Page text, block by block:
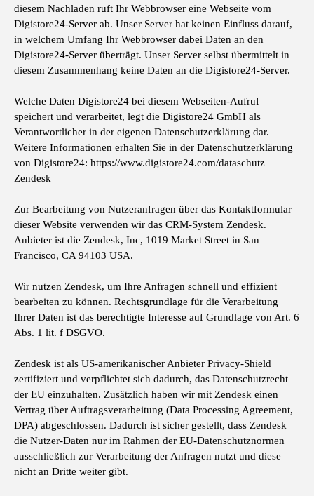
diesem Nachladen ruft Ihr Webbrowser eine Webseite vom
Digistore24-Server ab. Unser Server hat keinen Einfluss darauf,
in welchem Umfang Ihr Webbrowser dabei Daten an den
Digistore24-Server überträgt. Unser Server selbst übermittelt in
diesem Zusammenhang keine Daten an die Digistore24-Server.
Welche Daten Digistore24 bei diesem Webseiten-Aufruf
speichert und verarbeitet, legt die Digistore24 GmbH als
Verantwortlicher in der eigenen Datenschutzerklärung dar.
Weitere Informationen erhalten Sie in der Datenschutzerklärung
von Digistore24: https://www.digistore24.com/dataschutz
Zendesk
Zur Bearbeitung von Nutzeranfragen über das Kontaktformular
dieser Website verwenden wir das CRM-System Zendesk.
Anbieter ist die Zendesk, Inc, 1019 Market Street in San
Francisco, CA 94103 USA.
Wir nutzen Zendesk, um Ihre Anfragen schnell und effizient
bearbeiten zu können. Rechtsgrundlage für die Verarbeitung
Ihrer Daten ist das berechtigte Interesse auf Grundlage von Art. 6
Abs. 1 lit. f DSGVO.
Zendesk ist als US-amerikanischer Anbieter Privacy-Shield
zertifiziert und verpflichtet sich dadurch, das Datenschutzrecht
der EU einzuhalten. Zusätzlich haben wir mit Zendesk einen
Vertrag über Auftragsverarbeitung (Data Processing Agreement,
DPA) abgeschlossen. Dadurch ist sicher gestellt, dass Zendesk
die Nutzer-Daten nur im Rahmen der EU-Datenschutznormen
ausschließlich zur Verarbeitung der Anfragen nutzt und diese
nicht an Dritte weiter gibt.